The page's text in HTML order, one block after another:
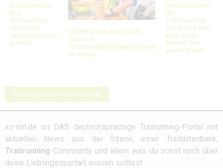
Schwitzen für
den
Artenschutz:
Der Snow
Leopard Day ist
zurück
UTMB Mont-Blanc 2025:
Stärkere
Nachhaltigkeitsmaßnahmen
im Fokus
Nachhaltigkeit
im
Trailrunning:
Es tut sich was,
aber wann
kommt der
große Wurf?
Schreibe einen Kommentar
xc-run.de ist DAS deutschsprachige Trailrunning-Portal mit
aktuellen News aus der Szene, einer Traildatenbank,
Trailrunning-Community und allem was du sonst noch über
deine Lieblingssportart wissen solltest.